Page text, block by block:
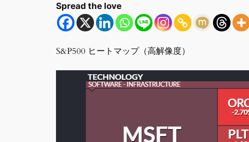
Spread the love
S&P500 ヒートマップ（高解像度）